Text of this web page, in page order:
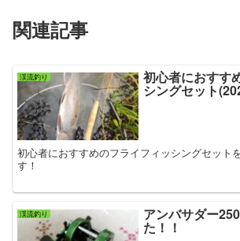
関連記事
渓流釣り 初心者におすす
シングセット
初心者におすすめのフライフィッシングセット
す！
渓流釣り アンバサダー
た！！